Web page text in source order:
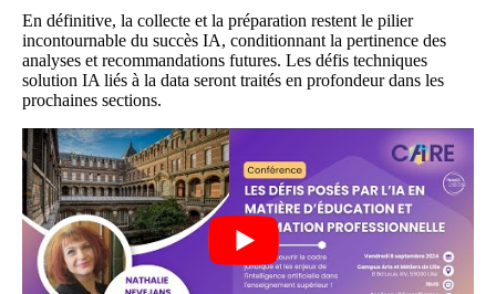
En définitive, la collecte et la préparation restent le pilier
incontournable du succès IA, conditionnant la pertinence des
analyses et recommandations futures. Les défis techniques
solution IA liés à la data seront traités en profondeur dans les
prochaines sections.